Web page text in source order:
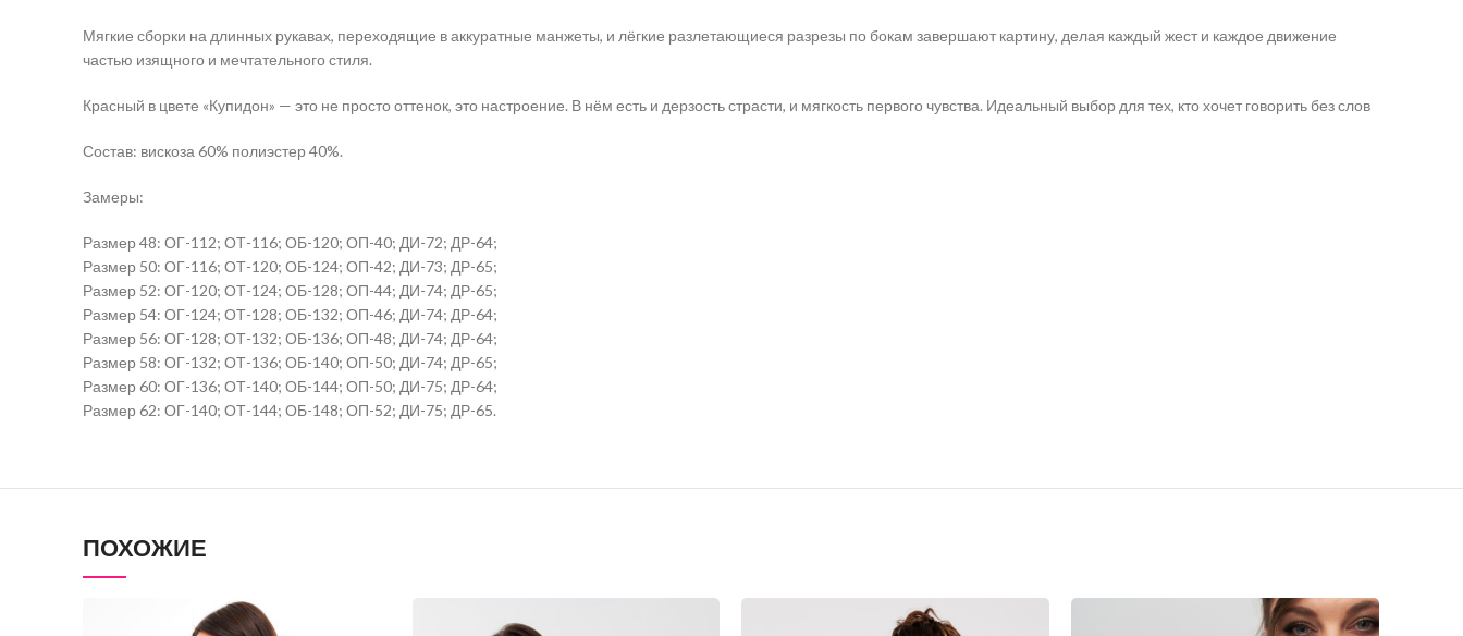
Мягкие сборки на длинных рукавах, переходящие в аккуратные манжеты, и лёгкие разлетающиеся разрезы по бокам завершают картину, делая каждый жест и каждое движение
частью изящного и мечтательного стиля.
Красный в цвете «Купидон» — это не просто оттенок, это настроение. В нём есть и дерзость страсти, и мягкость первого чувства. Идеальный выбор для тех, кто хочет говорить без слов
Состав: вискоза 60% полиэстер 40%.
Замеры:
Размер 48: ОГ-112; ОТ-116; ОБ-120; ОП-40; ДИ-72; ДР-64;
Размер 50: ОГ-116; ОТ-120; ОБ-124; ОП-42; ДИ-73; ДР-65;
Размер 52: ОГ-120; ОТ-124; ОБ-128; ОП-44; ДИ-74; ДР-65;
Размер 54: ОГ-124; ОТ-128; ОБ-132; ОП-46; ДИ-74; ДР-64;
Размер 56: ОГ-128; ОТ-132; ОБ-136; ОП-48; ДИ-74; ДР-64;
Размер 58: ОГ-132; ОТ-136; ОБ-140; ОП-50; ДИ-74; ДР-65;
Размер 60: ОГ-136; ОТ-140; ОБ-144; ОП-50; ДИ-75; ДР-64;
Размер 62: ОГ-140; ОТ-144; ОБ-148; ОП-52; ДИ-75; ДР-65.
ПОХОЖИЕ